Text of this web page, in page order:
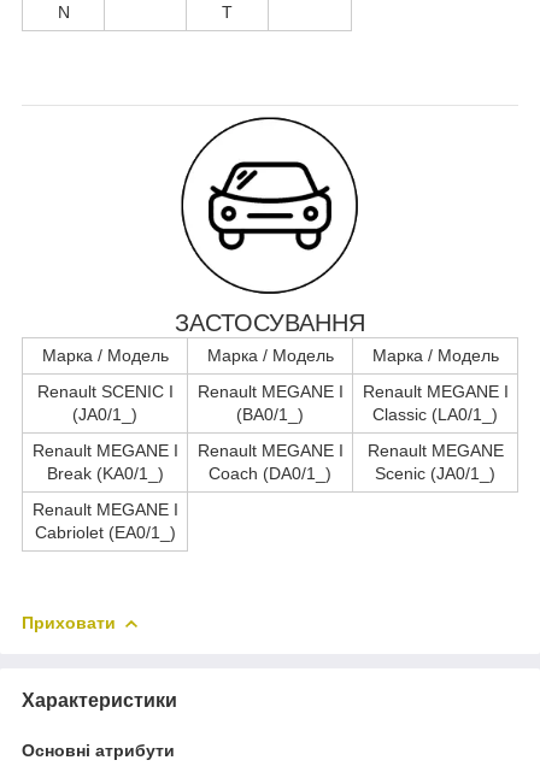
N
T
ЗАСТОСУВАННЯ
Марка / Модель Марка / Модель
Марка / Модель
Renault SCENIC I
(JA0/1_)
Renault MEGANE I
(BA0/1_)
Renault MEGANE I
Classic (LA0/1_)
Renault MEGANE I
Break (KA0/1_)
Renault MEGANE I
Coach (DA0/1_)
Renault MEGANE
Scenic (JA0/1_)
Renault MEGANE I
Cabriolet (EA0/1_)
Приховати
Характеристики
Основні атрибути